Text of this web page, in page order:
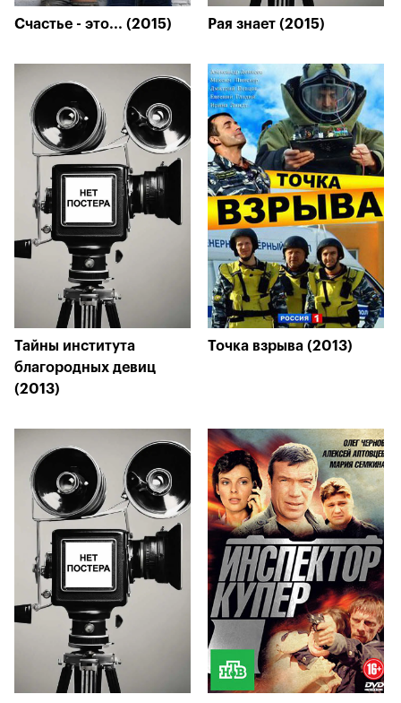
Счастье - это... (2015) Рая знает (2015)
Тайны института
благородных девиц
(2013)
Точка взрыва (2013)